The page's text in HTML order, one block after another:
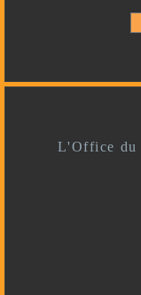
L'Office du